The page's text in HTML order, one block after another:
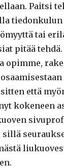
Paitsi
tai
pitää tehdä.
opimme,
että
kokeneen